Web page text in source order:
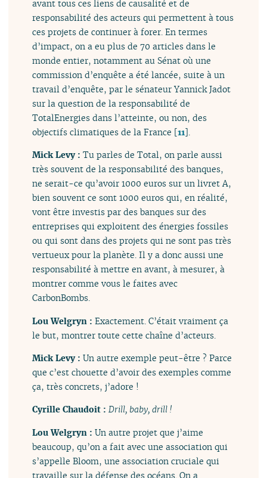
avant tous ces liens de causalité et de
responsabilité des acteurs qui permettent à tous
ces projets de continuer à forer. En termes
d’impact, on a eu plus de 70 articles dans le
monde entier, notamment au Sénat où une
commission d’enquête a été lancée, suite à un
travail d’enquête, par le sénateur Yannick Jadot
sur la question de la responsabilité de
TotalEnergies dans l’atteinte, ou non, des
objectifs climatiques de la France [11].
Mick Levy :Tu parles de Total, on parle aussi
très souvent de la responsabilité des banques,
ne serait-ce qu’avoir 1000 euros sur un livret A,
bien souvent ce sont 1000 euros qui, en réalité,
vont être investis par des banques sur des
entreprises qui exploitent des énergies fossiles
ou qui sont dans des projets qui ne sont pas très
vertueux pour la planète. Il y a donc aussi une
responsabilité à mettre en avant, à mesurer, à
montrer comme vous le faites avec
CarbonBombs.
Lou Welgryn :Exactement. C’était vraiment ça
le but, montrer toute cette chaîne d’acteurs.
Mick Levy :Un autre exemple peut-être ? Parce
que c’est chouette d’avoir des exemples comme
ça, très concrets, j’adore !
Cyrille Chaudoit :Drill, baby, drill !
Lou Welgryn :Un autre projet que j’aime
beaucoup, qu’on a fait avec une association qui
s’appelle Bloom, une association cruciale qui
travaille sur la défense des océans. On a